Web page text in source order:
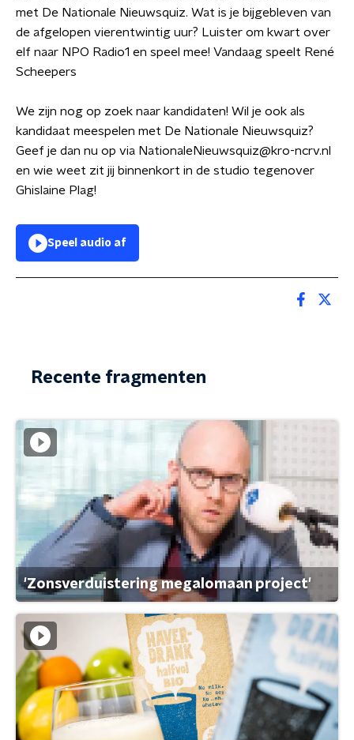
met De Nationale Nieuwsquiz. Wat is je bijgebleven van
de afgelopen vierentwintig uur? Luister om kwart over
elf naar NPO Radio1 en speel mee! Vandaag speelt René
Scheepers
We zijn nog op zoek naar kandidaten! Wil je ook als
kandidaat meespelen met De Nationale Nieuwsquiz?
Geef je dan nu op via NationaleNieuwsquiz@kro-ncrv.nl
en wie weet zit jij binnenkort in de studio tegenover
Ghislaine Plag!
Speel audio af
Recente fragmenten
'Zonsverduistering megalomaan project'